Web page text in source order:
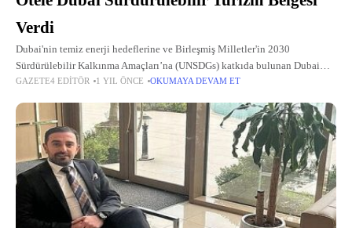
Verdi
Dubai'nin temiz enerji hedeflerine ve Birleşmiş Milletler'in 2030
Sürdürülebilir Kalkınma Amaçları’na (UNSDGs) katkıda bulunan Dubai
Sürdürülebilir Turizm Belgesi (DST), bu yıl ikinci kez sahiplerini buldu.
GAZETE4 EDITÖR 1 YIL ÖNCE OKUMAYA DEVAM ET